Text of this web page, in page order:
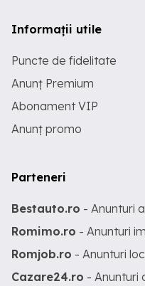
Informații utile
Puncte de fidelitate
Anunț Premium
Abonament VIP
Anunț promo
Parteneri
Bestauto.ro - Anunturi
Romimo.ro - Anunturi
Romjob.ro - Anunturi
Cazare24.ro - Anunturi